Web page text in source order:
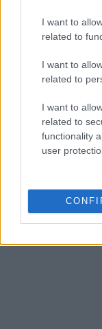
I want to
related to
I want to
related to
I want to
related to
functionality
user